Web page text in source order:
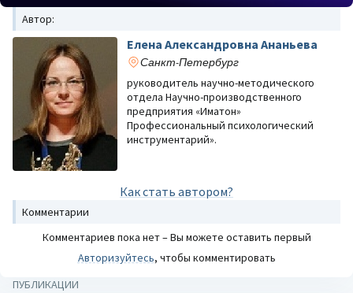
Автор:
Елена Александровна Ананьева
Санкт-Петербург
руководитель научно-методического
отдела Научно-производственного
предприятия «Иматон»
Профессиональный психологический
инструментарий».
Как стать автором?
Комментарии
Комментариев пока нет – Вы можете оставить первый
Авторизуйтесь, чтобы комментировать
ПУБЛИКАЦИИ